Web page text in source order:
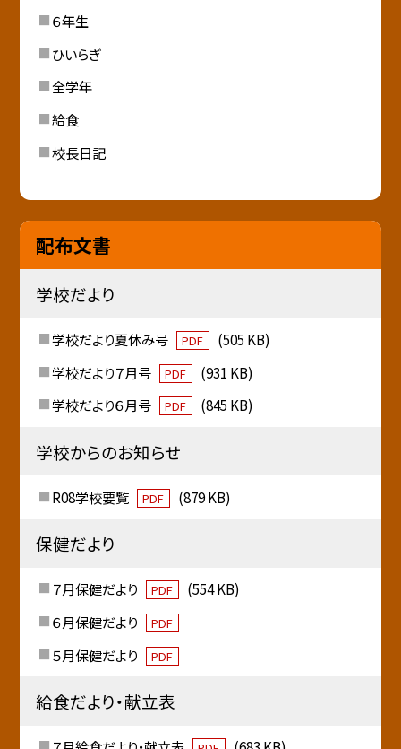
６年生
ひいらぎ
全学年
給食
校長日記
配布文書
学校だより
学校だより夏休み号 PDF
(505 KB)
学校だより７月号
PDF
(931 KB)
学校だより６月号
PDF (845 KB)
学校からのお知らせ
R08学校要覧 PDF (879 KB)
保健だより
７月保健だより PDF
(554 KB)
６月保健だより
PDF
５月保健だより PDF
給食だより・献立表